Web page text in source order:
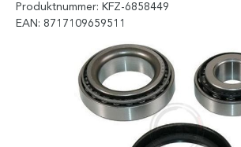
Produktnummer: KFZ-6858449
EAN: 8717109659511